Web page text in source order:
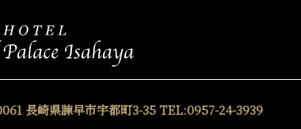
長崎県諫早市宇都町3-35TEL:0957-24-3939